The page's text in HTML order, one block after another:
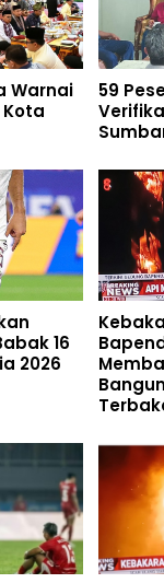
Warnai
Kota
59
16
2026